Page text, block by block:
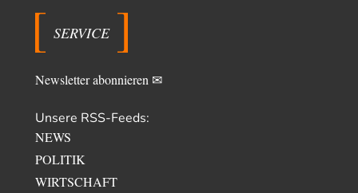
Saudibarbarien oder der…
Vielen Dank an die Autoren des Artikels dafür, daß sie die Situation einer
Russischer Hackervor 12 Stunden zu:
Morgen kommt der Russe, wir müssen alle sterben!
kalten Krieg wie entscheidend doch…
Zack15vor 13 Stunden zu:
SERVICE
Newsletter abonnieren ✉
Unsere RSS-Feeds:
NEWS
POLITIK
WIRTSCHAFT